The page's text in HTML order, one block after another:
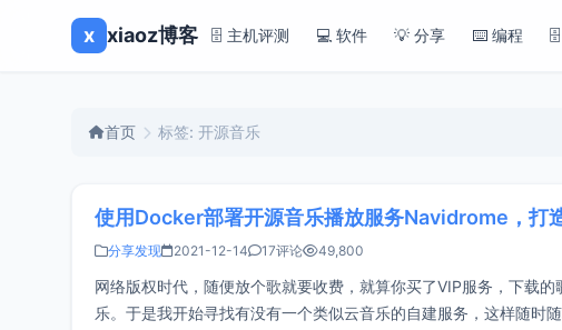
x xiaoz博客 🗄️ 主机评测 💻 软件 💡 分享 ⌨️ 编程
首页 标签: 开源音乐
使用Docker部署开源音乐播放服务Navidrome，打
分享发现 2021-12-14 17评论 49,800
网络版权时代，随便放个歌就要收费，就算你买了VIP服务，下载
乐。于是我开始寻找有没有一个类似云音乐的自建服务，这样随时